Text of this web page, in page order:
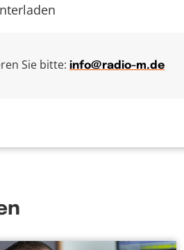
Sie bitte: info@radio-m.de